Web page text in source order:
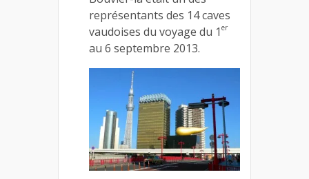
représentants des 14 caves
vaudoises du voyage du 1 er
au 6 septembre 2013.